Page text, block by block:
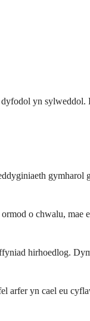
yn
o chwalu, mae
hirhoedlog.
arfer yn cael eu